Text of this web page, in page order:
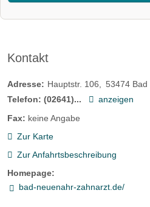
Kontakt
Adresse: Hauptstr. 106 53474 Bad
Telefon: (02641)...
anzeigen
Fax: keine Angabe
Zur Karte
Zur Anfahrtsbeschreibung
Homepage:
bad-neuenahr-zahnarzt.de/